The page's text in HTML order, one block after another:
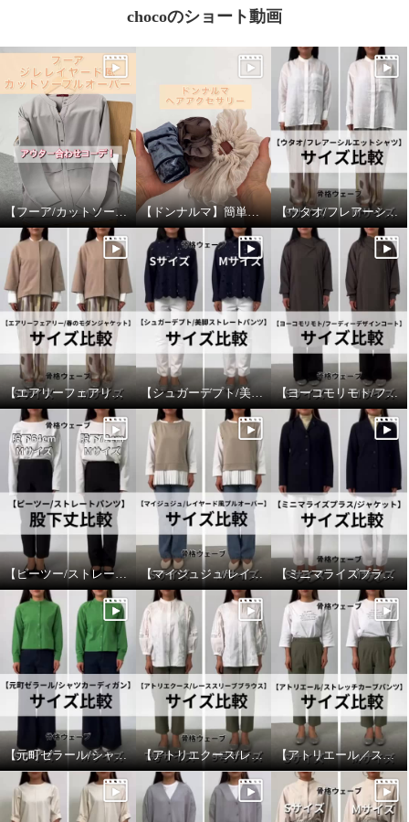
chocoのショート動画
【フーア/カットソープルオーバー】アウター合わせ！ 【ドンナルマ】簡単ヘアアレンジ！ 【ウタオ/フレアーシルエットシャツ】サイズ比較
【エアリーフェアリー/春のモダンジャケット】サイズ比較 【シュガーデプト/美脚ストレートパンツ】サイズ比較 【ヨーコモリモト/フーディーデザインコート】サイズ比較
【ピーツー/ストレートパンツ】股下丈比較 【マイジュジュ/レイヤード風プルオーバー】サイズ比較 【ミニマライズプラス/ジャケット】サイズ比較
【元町ゼラール/シャツカーディガン】サイズ比較 【アトリエクース/レーススリーブブラウス】サイズ比較 【アトリエール／ストレッチカーブパンツ】サイズ比較